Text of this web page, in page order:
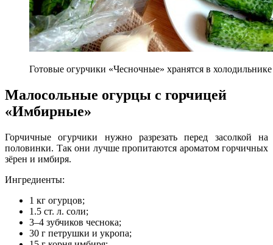
Готовые огурчики «Чесночные» хранятся в
Малосольные огурцы с горчицей
«Имбирные»
Горчичные огурчики нужно разрезать перед засолкой на
половинки. Так они лучше пропитаются ароматом горчичных
зёрен и имбиря.
Ингредиенты:
1 кг огурцов;
1.5 ст. л. соли;
3–4 зубчиков чеснока;
30 г петрушки и укропа;